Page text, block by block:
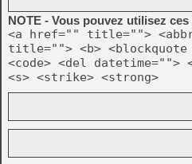
NOTE - Vous pouvez utilisez
<a href="" title="">
title=""> <b>
<code> <del datetime="">
<s> <strike> <strong>